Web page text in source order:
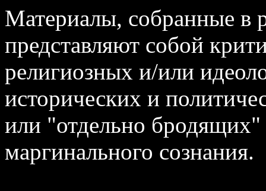
Материалы, собранные в
представляют собой
религиозных и/или
исторических и
или "отдельно
маргинального сознания.